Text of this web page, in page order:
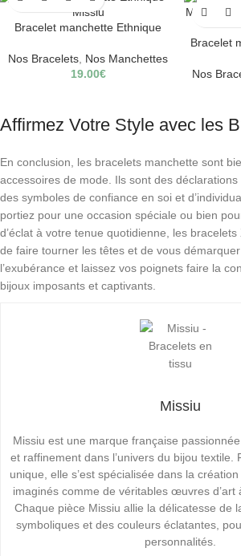
Bracelet manchette Ethnique
Nos Bracelets Nos Manchettes
19.00€
Bracelet
Nos
Affirmez Votre Style avec les
En conclusion, les bracelets manchette sont
accessoires de mode. Ils sont des déclarations
des symboles de confiance en soi et
portiez pour une occasion spéciale ou bien
d’éclat à votre tenue quotidienne, les
de faire tourner les têtes et de vous
l’exubérance et laissez vos poignets faire la
bijoux imposants et captivants.
Missiu
Missiu est une marque française
et raffinement dans l’univers du bijou textile.
unique, elle s’est spécialisée dans la
imaginés comme de véritables œuvres d’art
Chaque pièce Missiu allie la délicatesse de
symboliques et des couleurs éclatantes,
personnalités.